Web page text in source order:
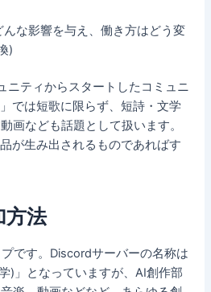
な影響を与え、働き方はどう変
)
ニティからスタートしたコミュニ
では短歌に限らず、短詩・文学
画なども話題として扱います。
が生み出されるものであればす
法
です。Discordサーバーの名称は
)」となっていますが、AI創作部